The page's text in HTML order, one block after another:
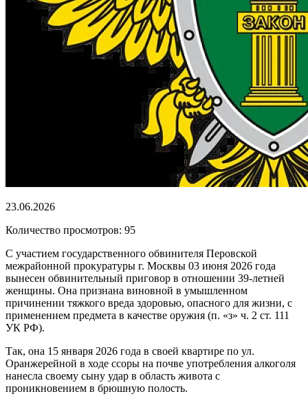
23.06.2026
Количество просмотров: 95
С участием государственного обвинителя Перовской
межрайонной прокуратуры г. Москвы 03 июня 2026 года
вынесен обвинительный приговор в отношении 39-летней
женщины. Она признана виновной в умышленном
причинении тяжкого вреда здоровью, опасного для жизни, с
применением предмета в качестве оружия (п. «з» ч. 2 ст. 111
УК РФ).
Так, она 15 января 2026 года в своей квартире по ул.
Оранжерейной в ходе ссоры на почве употребления алкоголя
нанесла своему сыну удар в область живота с
проникновением в брюшную полость.